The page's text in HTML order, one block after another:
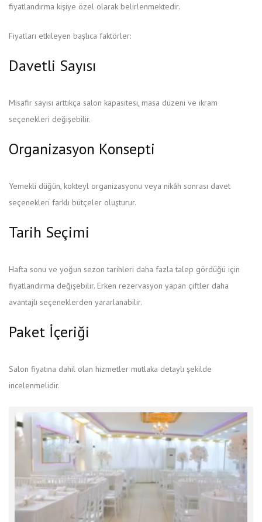
fiyatlandırma kişiye özel olarak belirlenmektedir.
Fiyatları etkileyen başlıca faktörler:
Davetli Sayısı
Misafir sayısı arttıkça salon kapasitesi, masa düzeni ve ikram
seçenekleri değişebilir.
Organizasyon Konsepti
Yemekli düğün, kokteyl organizasyonu veya nikâh sonrası davet
seçenekleri farklı bütçeler oluşturur.
Tarih Seçimi
Hafta sonu ve yoğun sezon tarihleri daha fazla talep gördüğü için
fiyatlandırma değişebilir. Erken rezervasyon yapan çiftler daha
avantajlı seçeneklerden yararlanabilir.
Paket İçeriği
Salon fiyatına dahil olan hizmetler mutlaka detaylı şekilde
incelenmelidir.